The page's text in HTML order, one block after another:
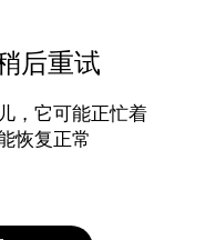
后重试
，它可能正忙着
恢复正常